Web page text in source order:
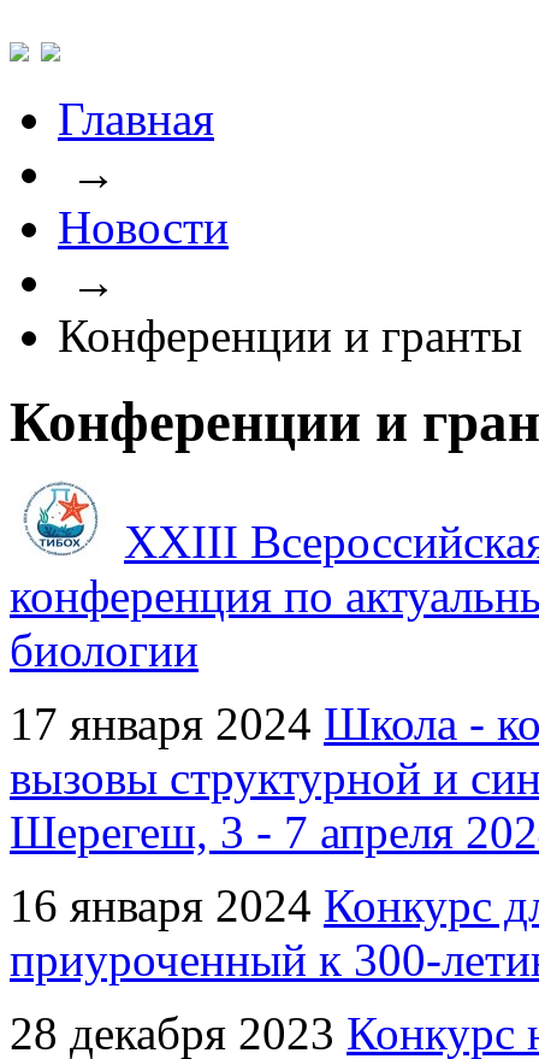
Главная
→
Новости
→
Конференции и гранты
Конференции и
XXIII
конференция по
биологии
17 января 2024 Школа -
вызовы структурной и
Шерегеш, 3 - 7 апреля
16 января 2024 Конкурс
приуроченный к 300-
28 декабря 2023 Конкурс